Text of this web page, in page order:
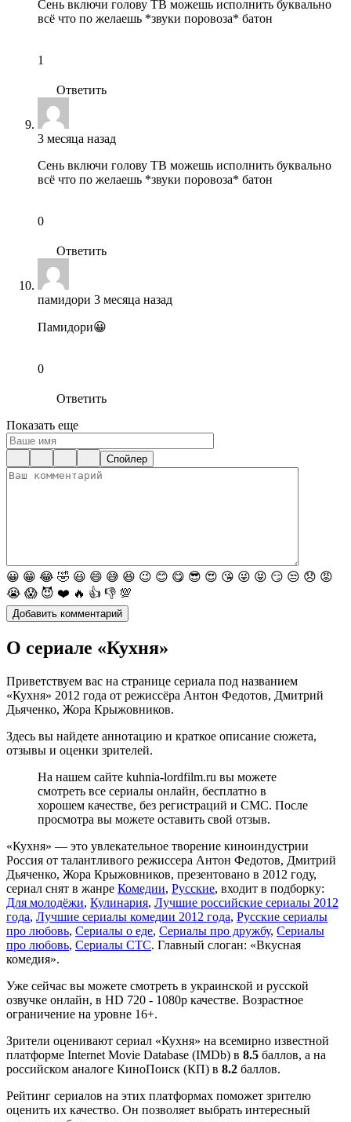
Сень включи голову ТВ можешь исполнить буквально
всё что по желаешь *звуки поровоза* батон
1
Ответить
3 месяца назад
Сень включи голову ТВ можешь исполнить буквально
всё что по желаешь *звуки поровоза* батон
0
Ответить
памидори 3 месяца назад
Памидори😀
0
Ответить
Показать еще
Спойлер
😀 😁 😂 🤣 😃 😄 😅 😆 😉 😊 😋 😎 😍 😘 😜 😝 😏 😒 😞 😡
😭 😱 😈 ❤️ 🔥 👍 👎 💯
О сериале «Кухня»
Приветствуем вас на странице сериала под названием
«Кухня» 2012 года от режиссёра Антон Федотов, Дмитрий
Дьяченко, Жора Крыжовников.
Здесь вы найдете аннотацию и краткое описание сюжета,
отзывы и оценки зрителей.
На нашем сайте kuhnia-lordfilm.ru вы можете
смотреть все сериалы онлайн, бесплатно в
хорошем качестве, без регистраций и СМС. После
просмотра вы можете оставить свой отзыв.
«Кухня» — это увлекательное творение киноиндустрии
Россия от талантливого режиссера Антон Федотов, Дмитрий
Дьяченко, Жора Крыжовников, презентовано в 2012 году,
сериал снят в жанре Комедии, Русские, входит в подборку:
Для молодёжи, Кулинария, Лучшие российские сериалы 2012
года, Лучшие сериалы комедии 2012 года, Русские сериалы
про любовь, Сериалы о еде, Сериалы про дружбу, Сериалы
про любовь, Сериалы СТС. Главный слоган: «Вкусная
комедия».
Уже сейчас вы можете смотреть в украинской и русской
озвучке онлайн, в HD 720 - 1080p качестве. Возрастное
ограничение на уровне 16+.
Зрители оценивают сериал «Кухня» на всемирно известной
платформе Internet Movie Database (IMDb) в 8.5 баллов, а на
российском аналоге КиноПоиск (КП) в 8.2 баллов.
Рейтинг сериалов на этих платформах поможет зрителю
оценить их качество. Он позволяет выбрать интересный